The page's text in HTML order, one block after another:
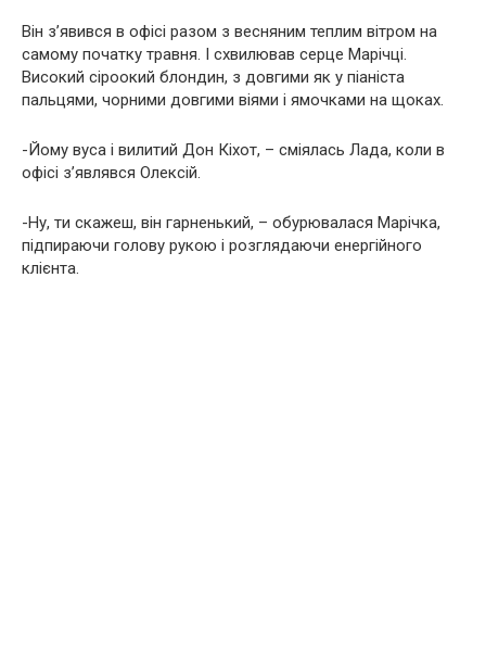
Він з’явився в офісі разом з весняним теплим вітром на
самому початку травня. І схвилював серце Марічці.
Високий сіроокий блондин, з довгими як у піаніста
пальцями, чорними довгими віями і ямочками на щоках.
-Йому вуса і вилитий Дон Кіхот, – сміялась Лада, коли в
офісі з’являвся Олексій.
-Ну, ти скажеш, він гарненький, – обурювалася Марічка,
підпираючи голову рукою і розглядаючи енергійного
клієнта.